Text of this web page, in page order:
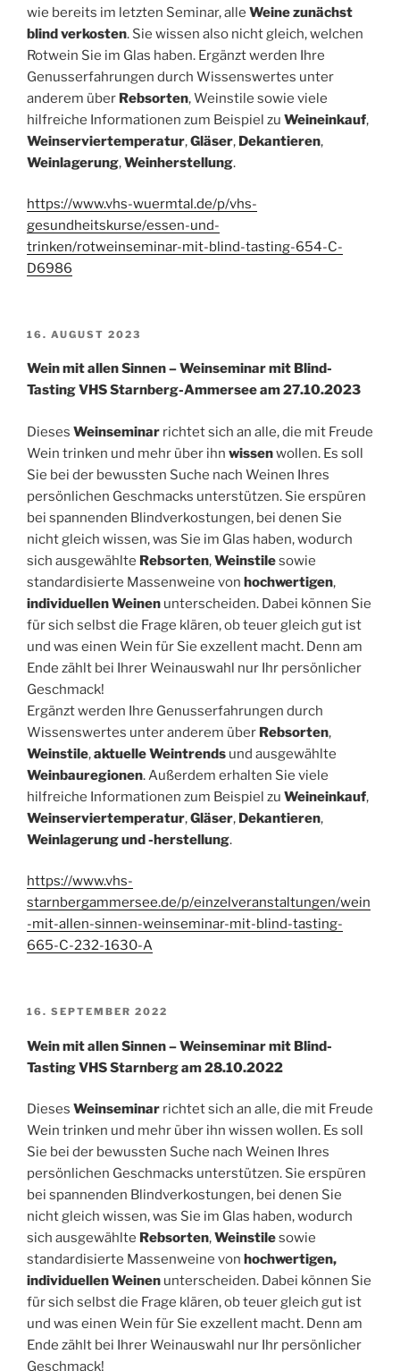
wie bereits im letzten Seminar, alle Weine zunächst
blind verkosten. Sie wissen also nicht gleich, welchen
Rotwein Sie im Glas haben. Ergänzt werden Ihre
Genusserfahrungen durch Wissenswertes unter
anderem über Rebsorten, Weinstile sowie viele
hilfreiche Informationen zum Beispiel zu Weineinkauf,
Weinserviertemperatur,Gläser, Dekantieren,
Weinlagerung,Weinherstellung.
https://www.vhs-wuermtal.de/p/vhs-
gesundheitskurse/essen-und-
trinken/rotweinseminar-mit-blind-tasting-654-C-
D6986
VERÖFFENTLICHT
16. AUGUST 2023
Wein mit allen Sinnen – Weinseminar mit Blind-
Tasting VHS Starnberg-Ammersee am 27.10.2023
Dieses Weinseminar richtet sich an alle, die mit Freude
Wein trinken und mehr über ihn wissenwollen. Es soll
Sie bei der bewussten Suche nach Weinen Ihres
persönlichen Geschmacks unterstützen. Sie erspüren
bei spannenden Blindverkostungen, bei denen Sie
nicht gleich wissen, was Sie im Glas haben, wodurch
sich ausgewählte Rebsorten,Weinstilesowie
standardisierte Massenweine von hochwertigen,
individuellen Weinen unterscheiden. Dabei können Sie
für sich selbst die Frage klären, ob teuer gleich gut ist
und was einen Wein für Sie exzellent macht. Denn am
Ende zählt bei Ihrer Weinauswahl nur Ihr persönlicher
Geschmack!
Ergänzt werden Ihre Genusserfahrungen durch
Wissenswertes unter anderem über Rebsorten,
Weinstile,aktuelle Weintrends und ausgewählte
Weinbauregionen. Außerdem erhalten Sie viele
hilfreiche Informationen zum Beispiel zu Weineinkauf,
Weinserviertemperatur,Gläser, Dekantieren,
Weinlagerung und -herstellung.
https://www.vhs-
starnbergammersee.de/p/einzelveranstaltungen/wein
-mit-allen-sinnen-weinseminar-mit-blind-tasting-
665-C-232-1630-A
VERÖFFENTLICHT
16. SEPTEMBER 2022
Wein mit allen Sinnen – Weinseminar mit Blind-
Tasting VHS Starnberg am28.10.2022
Dieses Weinseminar richtet sich an alle, die mit Freude
Wein trinken und mehr über ihn wissen wollen. Es soll
Sie bei der bewussten Suche nach Weinen Ihres
persönlichen Geschmacks unterstützen. Sie erspüren
bei spannenden Blindverkostungen, bei denen Sie
nicht gleich wissen, was Sie im Glas haben, wodurch
sich ausgewählte Rebsorten,Weinstilesowie
standardisierte Massenweine von hochwertigen,
individuellen Weinen unterscheiden. Dabei können Sie
für sich selbst die Frage klären, ob teuer gleich gut ist
und was einen Wein für Sie exzellent macht. Denn am
Ende zählt bei Ihrer Weinauswahl nur Ihr persönlicher
Geschmack!